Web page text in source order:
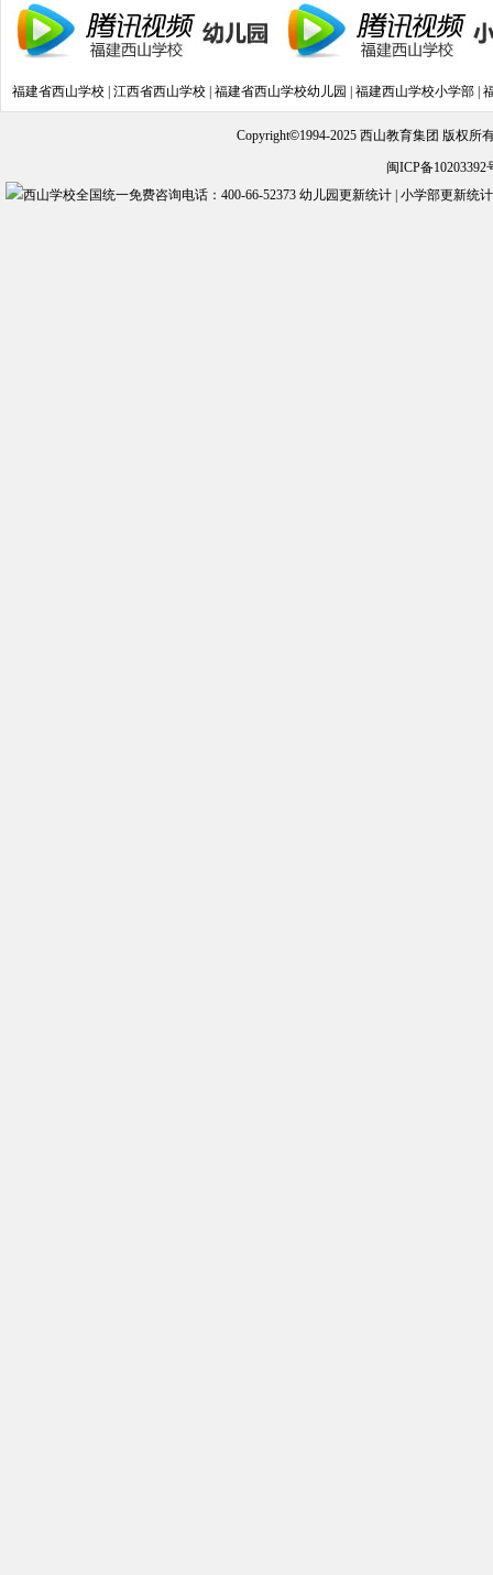
福建省西山学校 江西省西山学校 福建省西山学校幼儿园 福建西山学校小学部
Copyright©1994-2025 西山教育集团 版权所
闽ICP备10203392
幼儿园更新统计| 小学部更新统计